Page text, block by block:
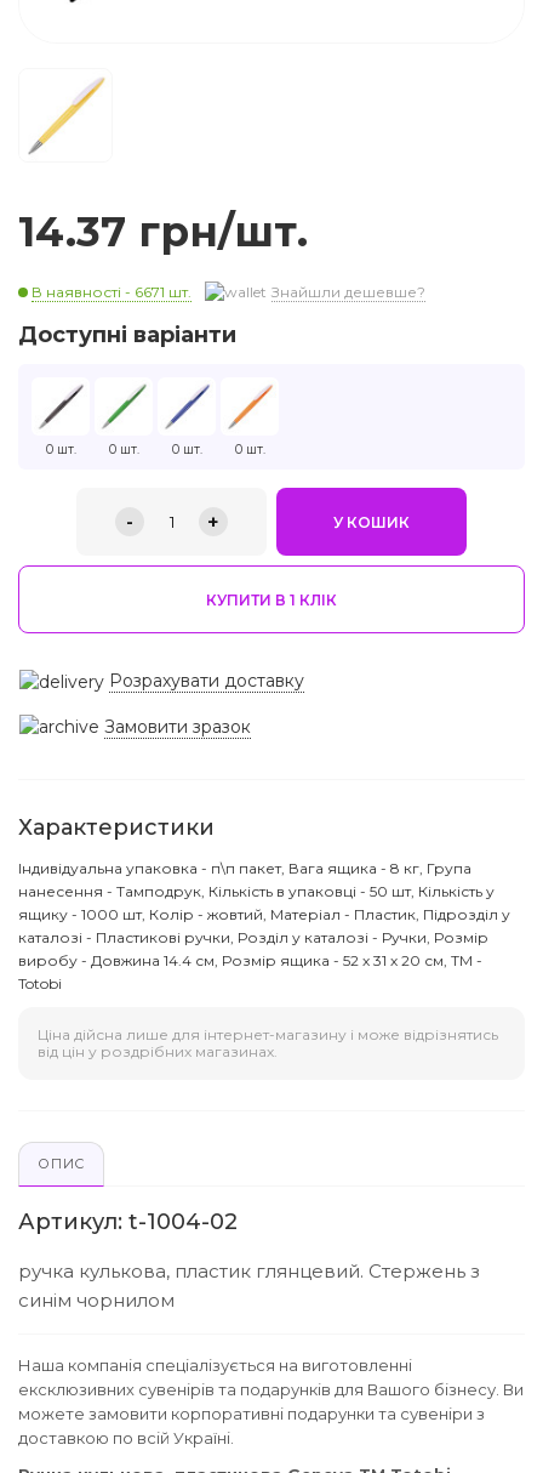
14.37 грн/шт.
В наявності - 6671 шт. Знайшли дешевше?
Доступні варіанти
0 шт. 0 шт. 0 шт. 0 шт.
- 1 + У КОШИК
КУПИТИ В 1 КЛIК
Розрахувати доставку
Замовити зразок
Характеристики
Індивідуальна упаковка - п\п пакет, Вага ящика - 8 кг, Група
нанесення - Тамподрук, Кількість в упаковці - 50 шт, Кількість у
ящику - 1000 шт, Колір - жовтий, Матеріал - Пластик, Підрозділ у
каталозі - Пластикові ручки, Розділ у каталозі - Ручки, Розмір
виробу - Довжина 14.4 см, Розмір ящика - 52 х 31 х 20 см, ТМ -
Totobi
Ціна дійсна лише для інтернет-магазину і може відрізнятись
від цін у роздрібних магазинах.
ОПИС
Артикул: t-1004-02
ручка кулькова, пластик глянцевий. Стержень з
синім чорнилом
Наша компанія спеціалізується на виготовленні
ексклюзивних сувенірів та подарунків для Вашого бізнесу. Ви
можете замовити корпоративні подарунки та сувеніри з
доставкою по всій Україні.